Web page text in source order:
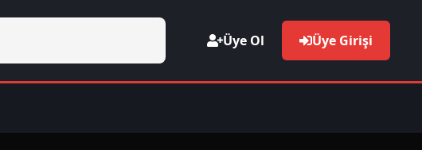
Üye Ol Üye Girişi